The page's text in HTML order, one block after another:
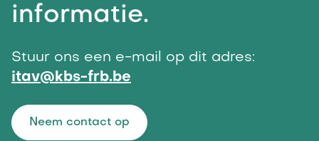
informatie.
Stuur ons een e-mail op dit adres:
itav@kbs-frb.be
Neem contact op